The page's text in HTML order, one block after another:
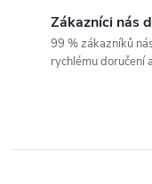
r
Zákazníci nás
99 % zákazníků
rychlému doručení